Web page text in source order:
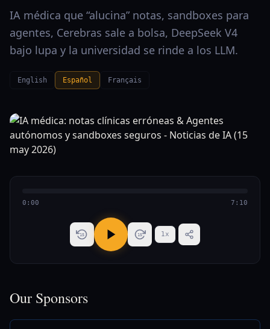
IA médica que “alucina” notas, sandboxes para
agentes, Cerebras sale a bolsa, DeepSeek V4
bajo lupa y la universidad se rinde a los LLM.
English Español Français
0:00 7:10
15 15 1x
Our Sponsors